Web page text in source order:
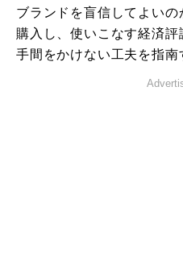
ブランドを盲信してよい
購入し、使いこなす経済
手間をかけない工夫を指南